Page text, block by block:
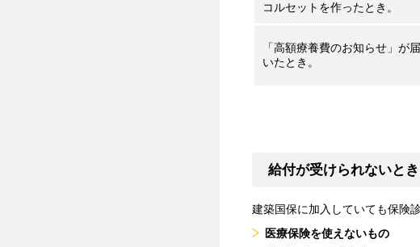
コルセットを作ったとき。
「高額療養費のお知らせ」が届
いたとき。
給付が受けられないとき
建築国保に加入していても保険
医療保険を使えないもの